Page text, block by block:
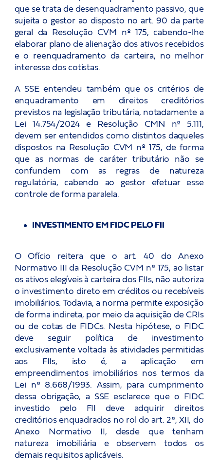
que se trata de desenquadramento passivo, que
sujeita o gestor ao disposto no art. 90 da parte
geral da Resolução CVM nº 175, cabendo-lhe
elaborar plano de alienação dos ativos recebidos
e o reenquadramento da carteira, no melhor
interesse dos cotistas.
A SSE entendeu também que os critérios de
enquadramento em direitos creditórios
previstos na legislação tributária, notadamente a
Lei 14.754/2024 e Resolução CMN nº 5.111,
devem ser entendidos como distintos daqueles
dispostos na Resolução CVM nº 175, de forma
que as normas de caráter tributário não se
confundem com as regras de natureza
regulatória, cabendo ao gestor efetuar esse
controle de forma paralela.
INVESTIMENTO EM FIDC PELO FII
O Ofício reitera que o art. 40 do Anexo
Normativo III da Resolução CVM nº 175, ao listar
os ativos elegíveis à carteira dos FIIs, não autoriza
o investimento direto em créditos ou recebíveis
imobiliários. Todavia, a norma permite exposição
de forma indireta, por meio da aquisição de CRIs
ou de cotas de FIDCs. Nesta hipótese, o FIDC
deve seguir política de investimento
exclusivamente voltada às atividades permitidas
aos FIIs, isto é, a aplicação em
empreendimentos imobiliários nos termos da
Lei nº 8.668/1993. Assim, para cumprimento
dessa obrigação, a SSE esclarece que o FIDC
investido pelo FII deve adquirir direitos
creditórios enquadrados no rol do art. 2º, XII, do
Anexo Normativo II, desde que tenham
natureza imobiliária e observem todos os
demais requisitos aplicáveis.